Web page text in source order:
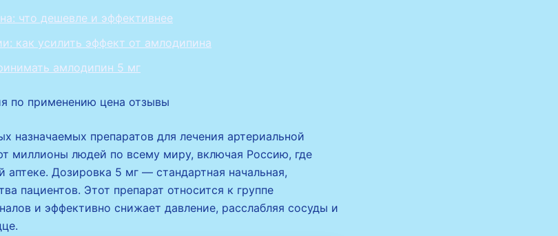
что дешевле и эффективнее
как усилить эффект от амлодипина
амлодипин 5 мг
по применению цена отзывы
назначаемых препаратов для лечения артериальной
миллионы людей по всему миру, включая Россию, где
аптеке. Дозировка 5 мг — стандартная начальная,
пациентов. Этот препарат относится к группе
и эффективно снижает давление, расслабляя сосуды и